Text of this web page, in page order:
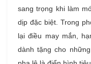
sang trọng khi làm
dịp đặc biệt. Trong
lại điều may mắn,
dành tặng cho